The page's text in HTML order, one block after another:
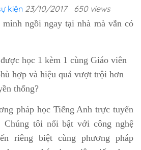
kiện 23/10/2017
650 views
ngồi ngay tại nhà mà vẫn có
học 1 kèm 1 cùng Giáo viên
hợp và hiệu quả vượt trội hơn
thống?
pháp học Tiếng Anh trực tuyến
Chúng tôi nổi bật với công nghệ
riêng biệt cùng phương pháp